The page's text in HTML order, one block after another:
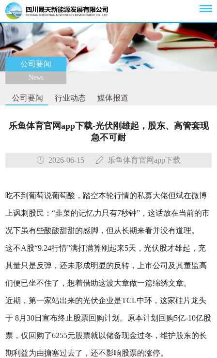
公司要闻
News
公司要闻 行业动态 媒体报道
乐鱼体育官网app下载-光伏刚雄起，股东、高管套现
急不可耐
2026-06-15 乐鱼体育官网app下载
吃不到葡萄说葡萄酸，踏空本轮行情的私募大佬但斌在微博
上讽刺股民：“韭菜的记忆力只有7秒钟”，这话放在当前的市
况下虽有些酸酸甜甜的感脚，但从长期来看并没有道理。
这不A股“9.24行情”满打满算刚起来5天，光伏股才雄起，充
其量只是反弹，还未形成明显的反转，上市公司及其董监高
们便已坐不住了，想着借助这波大章做一篇绵绣文章。
近期，第一家站出来的光伏企业是TCL中环，这家硅片龙头
于 8月30日宣布终止股票回购计划。原本计划回购5亿-10亿股
票，仅回购了6255元股票就以储备现金过冬，维护股东的长
期利益为由搪塞过去了，还不影响股票的涨停。